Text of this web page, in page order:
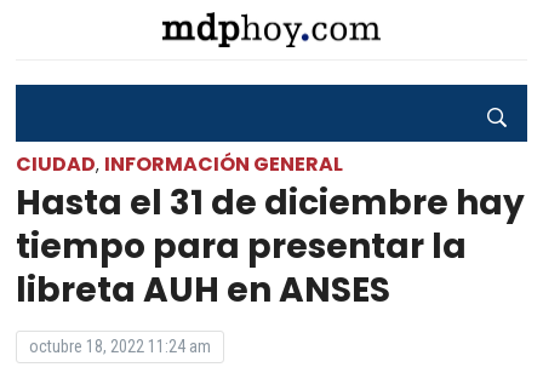
CIUDAD, INFORMACIÓN GENERAL
Hasta el 31 de diciembre hay
tiempo para presentar la
libreta AUH en ANSES
octubre 18, 2022 11:24 am